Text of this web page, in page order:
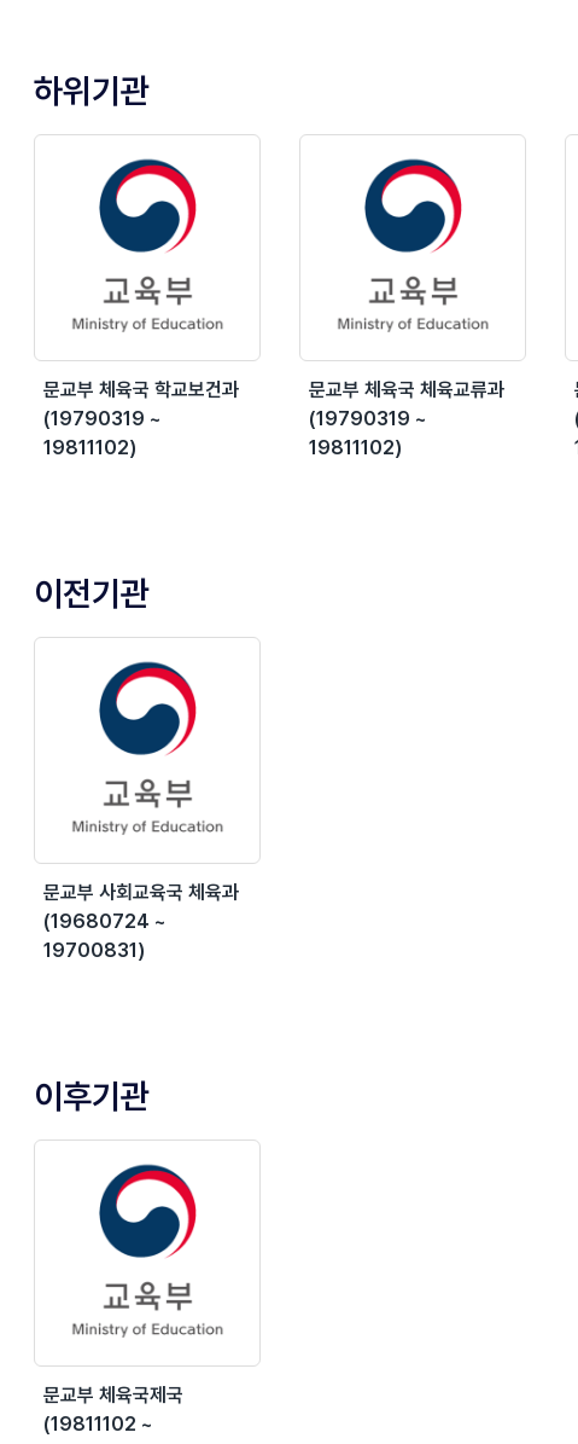
하위기관
문교부 체육국 학교보건과
(19790319 ~
19811102)
문교부 체육국 체육교류과
(19790319 ~
19811102)
이전기관
문교부 사회교육국 체육과
(19680724 ~
19700831)
이후기관
문교부 체육국제국
(19811102 ~